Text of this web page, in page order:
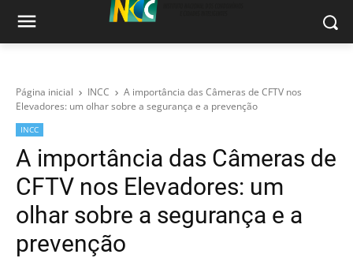
Página inicial INCC
A importância das Câmeras de CFTV nos
Elevadores: um olhar sobre a segurança e a prevenção
INCC
A importância das Câmeras de
CFTV nos Elevadores: um
olhar sobre a segurança e a
prevenção